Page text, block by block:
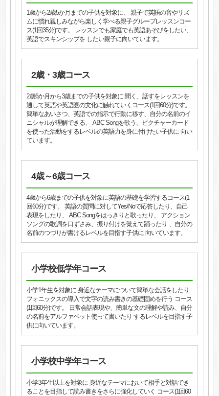
1歳から2歳5か月までの子供を対象に、 親子で英語の音やリズ
ムに慣れ親しみながら楽しく学べる親子グループレッスンコー
ス(1回35分)です。 レッスンでも家庭でも英語あそびをしたい、
英語でスキンシップを したい親子に向いています。
2歳・3歳コース
2歳6か月から3歳までの子供を対象に 聞く、話すをレッスンを
通して英語や英語圏の文化に触れていくコース(1回60分)です。
簡単なあいさつ、英語での指示で行動に移す、自分の名前のイ
ニシャルが理解できる、 ABC Songを歌う、ピクチャーカード
を使った活動をするレベルの英語力を身に付けたい子供に 向い
ています。
4歳～6歳コース
4歳から6歳までの子供を対象に英語の基礎を学習するコース(1
回60分)です。 英語の質問に対してYes/Noで応答したり、自己
表現をしたり、 ABC Songをはっきりと歌ったり、 アクション
ソングの歌詞を口ずさみ、振り付けを覚えて踊ったり 、自分の
名前のつづりが書けるレベルを目指す子供に 向いています。
小学校低学年コース
小学1年生を対象に 身近なテーマについて簡単な会話をしたり
フォニックスの導入で文字の読み書きの基礎固めを行う コース
(1回60分)です。 日常会話表現や、簡単な文の理解や読み、自分
の名前をアルファベット使って書いたり するレベルを目指す子
供に向いています。
小学校中学年コース
小学3年生以上を対象に 身近なテーマにおいて相手と対話でき
ることを目指して読み書きをさらに強化していく コース(1回60